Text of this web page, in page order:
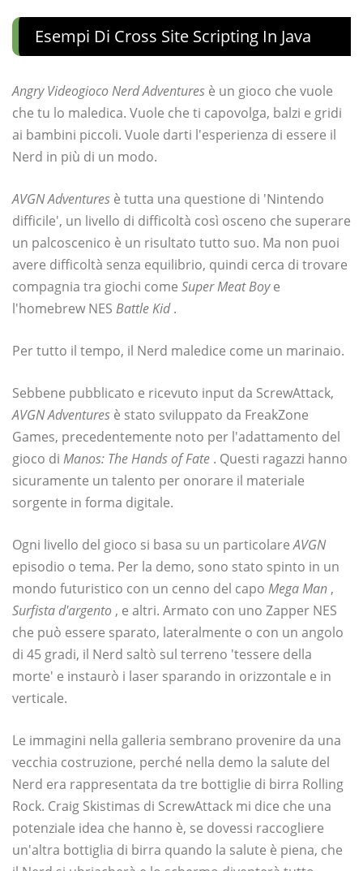
Esempi Di Cross Site Scripting In Java
Angry Videogioco Nerd Adventures è un gioco che vuole
che tu lo maledica. Vuole che ti capovolga, balzi e gridi
ai bambini piccoli. Vuole darti l'esperienza di essere il
Nerd in più di un modo.
AVGN Adventures è tutta una questione di 'Nintendo
difficile', un livello di difficoltà così osceno che superare
un palcoscenico è un risultato tutto suo. Ma non puoi
avere difficoltà senza equilibrio, quindi cerca di trovare
compagnia tra giochi come Super Meat Boye
l'homebrew NES Battle Kid.
Per tutto il tempo, il Nerd maledice come un marinaio.
Sebbene pubblicato e ricevuto input da ScrewAttack,
AVGN Adventures è stato sviluppato da FreakZone
Games, precedentemente noto per l'adattamento del
gioco di Manos: The Hands of Fate . Questi ragazzi hanno
sicuramente un talento per onorare il materiale
sorgente in forma digitale.
Ogni livello del gioco si basa su un particolareAVGN
episodio o tema. Per la demo, sono stato spinto in un
mondo futuristico con un cenno del capo Mega Man ,
Surfista d'argento , e altri. Armato con uno Zapper NES
che può essere sparato, lateralmente o con un angolo
di 45 gradi, il Nerd saltò sul terreno 'tessere della
morte' e instaurò i laser sparando in orizzontale e in
verticale.
Le immagini nella galleria sembrano provenire da una
vecchia costruzione, perché nella demo la salute del
Nerd era rappresentata da tre bottiglie di birra Rolling
Rock. Craig Skistimas di ScrewAttack mi dice che una
potenziale idea che hanno è, se dovessi raccogliere
un'altra bottiglia di birra quando la salute è piena, che